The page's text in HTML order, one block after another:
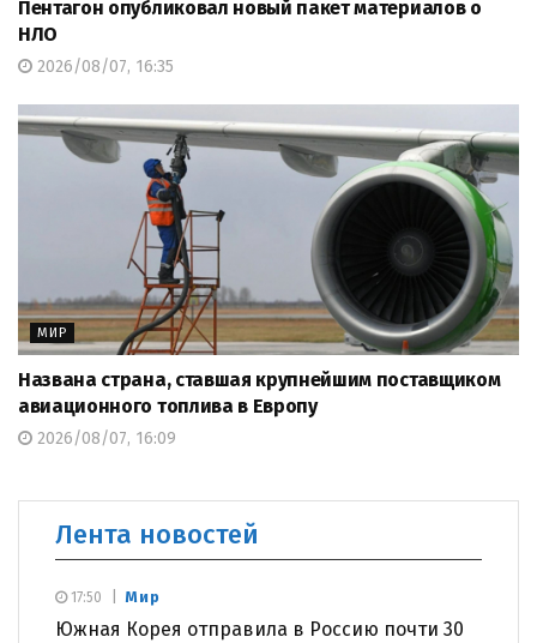
Пентагон опубликовал новый пакет материалов о
НЛО
2026/08/07, 16:35
МИР
Названа страна, ставшая крупнейшим поставщиком
авиационного топлива в Европу
2026/08/07, 16:09
Лента новостей
Мир
Южная Корея отправила в Россию почти 30
17:50